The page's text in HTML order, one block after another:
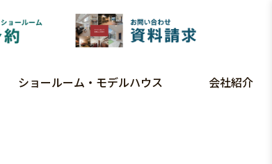
ショールーム・モデルハウス 会社紹介